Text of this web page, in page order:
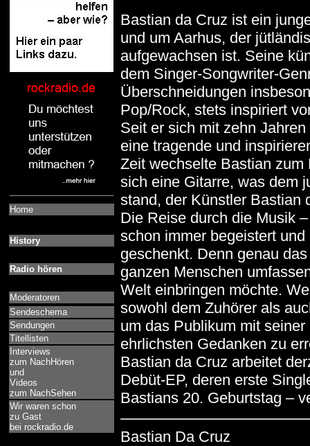
Home
History
Radio hören
Moderatoren
Sendeschema
Sendungen
Titellisten
Interviews
zum NachHören
und
Videos
zum NachSehen
Wir waren schon
zu Gast
bei rockradio.de
Bastian da Cruz ist ein
und um Aarhus, der
aufgewachsen ist. Seine
dem Singer-Songwriter-
Überschneidungen
Pop/Rock, stets inspiriert
Seit er sich mit zehn
eine tragende und
Zeit wechselte Bastian
sich eine Gitarre, was dem
stand, der Künstler Bastian
Die Reise durch die Musik
schon immer begeistert
geschenkt. Denn genau
ganzen Menschen
Welt einbringen möchte.
sowohl dem Zuhörer als
um das Publikum mit
ehrlichsten Gedanken zu
Bastian da Cruz arbeitet
Debüt-EP, deren erste
Bastians 20. Geburtstag –
Bastian Da Cruz